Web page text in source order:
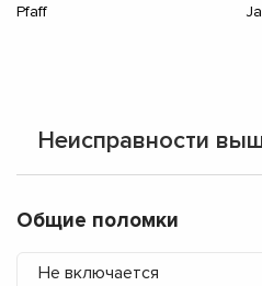
Pfaff
Неисправности
Общие поломки
Не включается